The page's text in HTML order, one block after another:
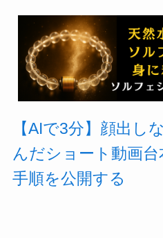
【AIで3分】顔出し
んだショート動画
手順を公開する